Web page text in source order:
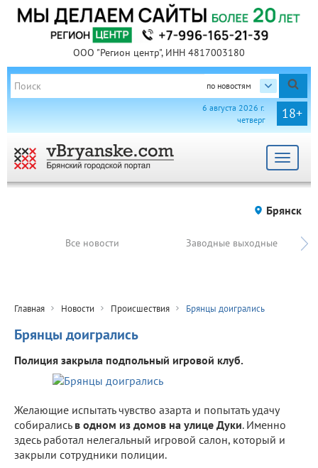
ООО "Регион центр", ИНН 4817003180
по новостям
18+
6 августа 2026 г.
четверг
Toggle
Брянск
Все новости Заводные выходные
Главная Новости Происшествия Брянцы доигрались
Брянцы доигрались
Полиция закрыла подпольный игровой клуб.
Желающие испытать чувство азарта и попытать удачу
собирались в одном из домов на улице Дуки. Именно
здесь работал нелегальный игровой салон, который и
закрыли сотрудники полиции.